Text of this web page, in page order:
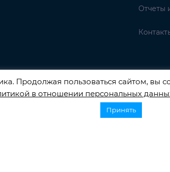
Отчеты
Продолжая пользоваться сайтом, вы
в отношении персональных
Принять